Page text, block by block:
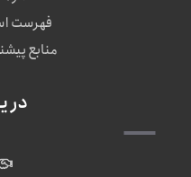
فهرست
منابع
در